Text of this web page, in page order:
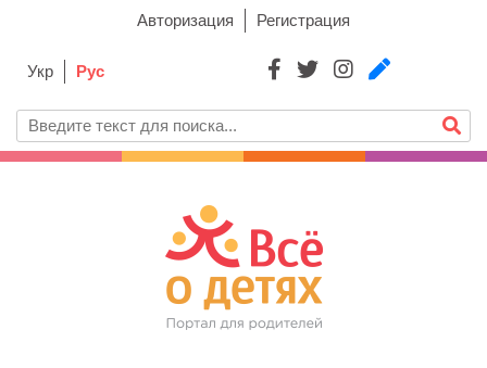
Авторизация Регистрация
Укр Рус